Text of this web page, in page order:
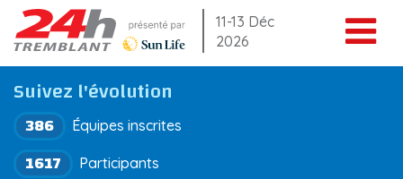
Aller
au
contenu
11-13 Déc
2026
Suivez l'évolution
386 Équipes inscrites
1617 Participants